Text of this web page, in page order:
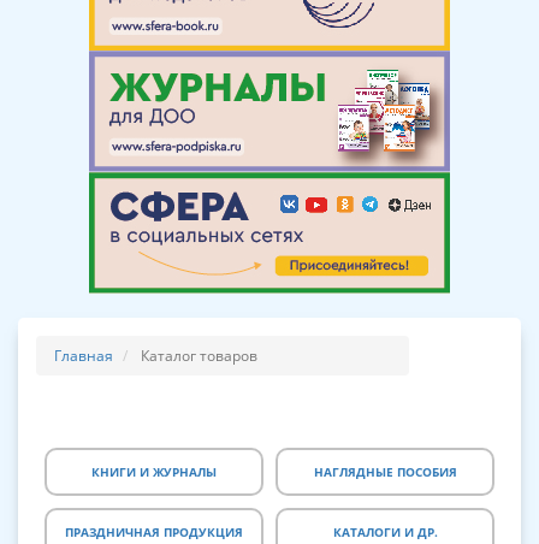
Главная Каталог товаров
КНИГИ И ЖУРНАЛЫ НАГЛЯДНЫЕ ПОСОБИЯ
ПРАЗДНИЧНАЯ ПРОДУКЦИЯ КАТАЛОГИ И ДР.